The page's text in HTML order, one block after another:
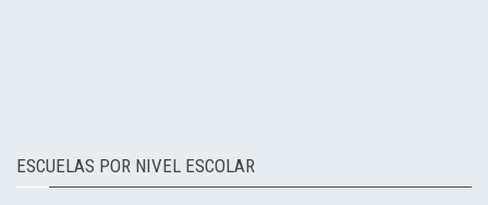
ESCUELAS POR NIVEL ESCOLAR